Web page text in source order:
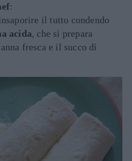
:
il tutto condendo
acida, che si prepara
fresca e il succo di